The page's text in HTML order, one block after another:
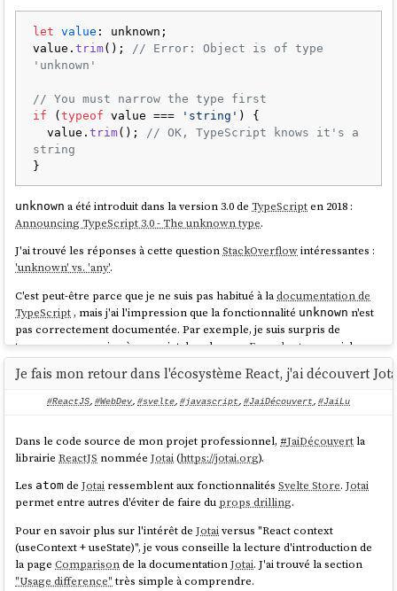
let value : unknown;
value.trim();
// Error: Object is of type
'unknown'
// You must narrow the type first
if (typeof value === 'string' ) {
  value.
trim();
// OK, TypeScript knows it's a
string
unknown a été introduit dans la version 3.0 deTypeScripten 2018 :
Announcing TypeScript 3.0 - The unknown type.
J'ai trouvé les réponses à cette questionStackOverflowintéressantes :
'unknown' vs. 'any'.
C'est peut-être parce que je ne suis pas habitué à ladocumentation de
TypeScript, mais j'ai l'impression que la fonctionnalité unknown n'est
pas correctement documentée. Par exemple, je suis surpris de
trouver presque rien à son sujet dans la pageEveryday-types, ni dans
les chapitres"Reference":
Je fais mon retour dans l'écosystème React, j'ai découvert
#ReactJS, #WebDev, #svelte, #javascript, #JaiDécouvert, #JaiLu
Dans le code source de mon projet professionnel, #JaiDécouvertla
librairieReactJS nomméeJotai(https://jotai.org).
Les atom deJotai ressemblent aux fonctionnalitésSvelte Store.Jotai
permet entre autres d'éviter de faire du props drilling.
Pour en savoir plus sur l'intérêt deJotaiversus "React context
(useContext + useState)", je vous conseille la lecture d'introduction de
la pageComparisonde la documentationJotai. J'ai trouvé la section
"Usage difference"très simple à comprendre.